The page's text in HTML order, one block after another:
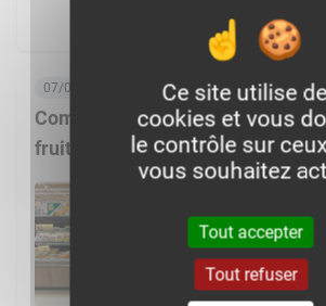
Comment Frais Émincés
fruits et légumes ?
07/08/2026, 06:00
Spécialiste de la
de Pontchâteau
à deux chiffres. Elle
cent fruits et légumes
réalise 80 % de ses
L’usine Frais
Ce site utilise
cookies et vous
le contrôle sur
vous souhaitez
Tout accepter
Tout refuser